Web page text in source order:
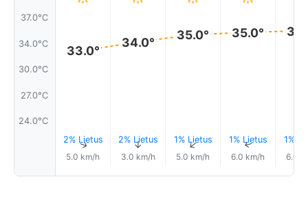
37.0°C
34.0°C
30.0°C
27.0°C
24.0°C
33.0°
2% Lietus
↑
5.0 km/h
34.0°
2% Lietus
↑
3.0 km/h
35.0°
1% Lietus
↑
5.0 km/h
35.0°
1% Lietus
↑
6.0 km/h
1%
6.0